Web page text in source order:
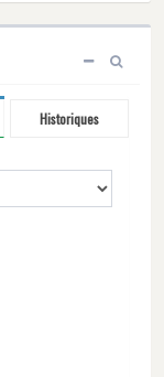
Historiques